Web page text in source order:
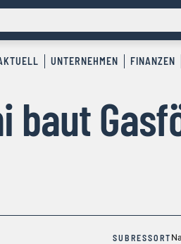
UNTERNEHMEN FINANZEN
baut
SUBRESSORT